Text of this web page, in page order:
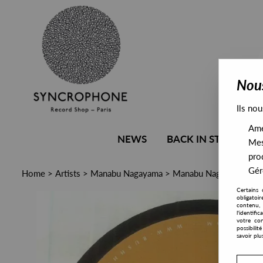
NEWS BACK IN STOCK
Home > Artists > Manabu Nagayama > Manabu Nagayama -
Ils
Certains
contenu,
votre
savoir